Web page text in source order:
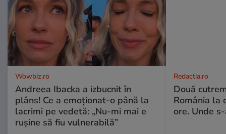
Wowbiz.ro
Andreea Ibacka a izbucnit în
plâns! Ce a emoționat-o până la
lacrimi pe vedetă: „Nu-mi mai e
rușine să fiu vulnerabilă”
Redactia.ro
Două
România la
ore. Unde